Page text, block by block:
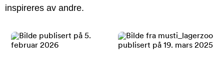
inspireres av andre.